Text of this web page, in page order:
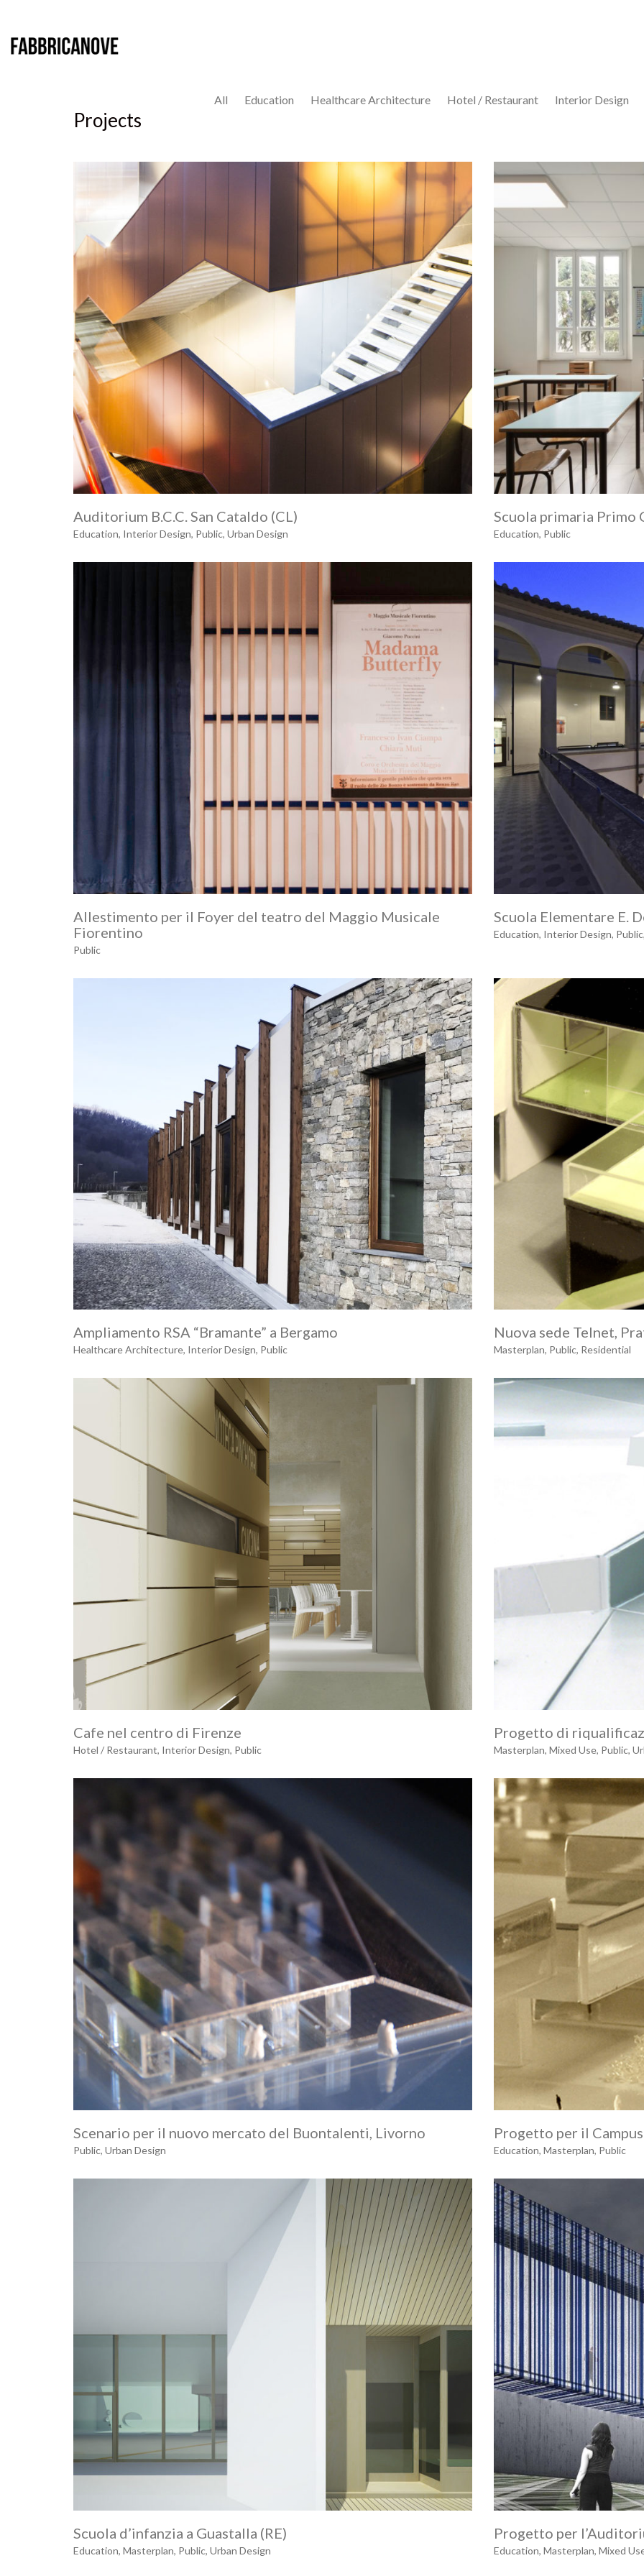
Projects
All Education Healthcare Architecture Hotel / Restaurant Interior Design
Auditorium B.C.C. San Cataldo (CL)
Education, Interior Design, Public, Urban Design
Scuola primaria Primo
Education, Public
Allestimento per il Foyer del teatro del Maggio Musicale
Fiorentino
Public
Scuola Elementare E.
Education, Interior Design, Public
Ampliamento RSA “Bramante” a Bergamo
Healthcare Architecture, Interior Design, Public
Nuova sede Telnet,
Masterplan, Public, Residential
Cafe nel centro di Firenze
Hotel / Restaurant, Interior Design, Public
Progetto di
Masterplan, Mixed Use, Public,
Scenario per il nuovo mercato del Buontalenti, Livorno
Public, Urban Design
Progetto per il
Education, Masterplan, Public
Scuola d’infanzia a Guastalla (RE)
Education, Masterplan, Public, Urban Design
Progetto per
Education, Masterplan, Mixed